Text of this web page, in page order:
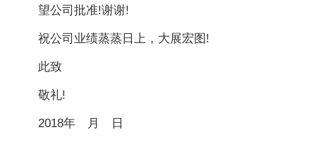
望公司批准!谢谢!
祝公司业绩蒸蒸日上，大展宏图!
此致
敬礼!
2018年 月 日